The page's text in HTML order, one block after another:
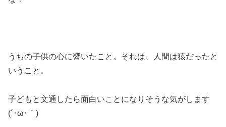
うちの子供の心に響いたこと。それは、人間は猿だったと
いうこと。
子どもと文通したら面白いことになりそうな気がします
(´･ω･｀)